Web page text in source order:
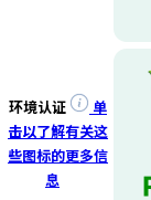
环境认证
单
击以了解有关这
些图标的更多信
息